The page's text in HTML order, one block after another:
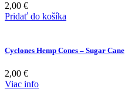
2,00 €
Pridať do košíka
Cyclones Hemp Cones – Sugar Cane
2,00 €
Viac info